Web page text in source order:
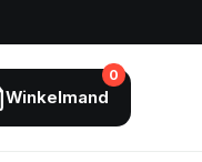
0
Winkelmand